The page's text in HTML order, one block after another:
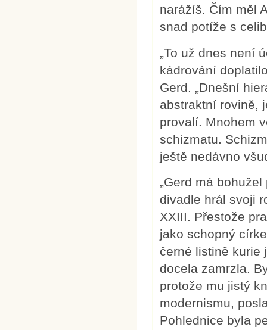
narážíš. Čím měl
snad potíže s
„To už dnes není
kádrování
Gerd. „Dnešní
abstraktní rovině,
provalí. Mnohem
schizmatu.
ještě nedávno
„Gerd má
divadle hrál svoji
XXIII. Přestože
jako schopný
černé listině kurie
docela zamrzla.
protože mu jistý
modernismu,
Pohlednice byla